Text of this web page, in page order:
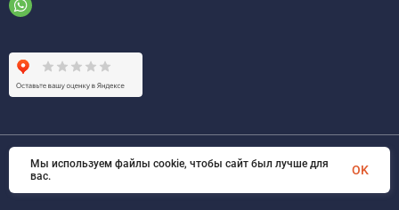
© 2026 ООО «ФАЗИНЖИНИРИНГ». Все права защищены
Мы используем файлы cookie, чтобы сайт был лучше для
вас.
OK